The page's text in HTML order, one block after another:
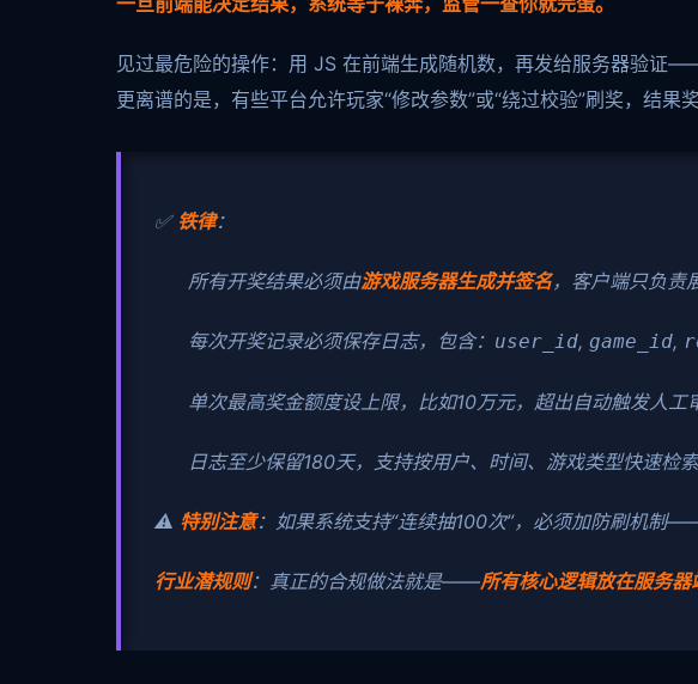
见过最危险的操作：用 JS 在前端生成随机数，再发给服务器验证
更离谱的是，有些平台允许玩家“修改参数”或“绕过校验”刷奖，结果
✅ 铁律：
所有开奖结果必须由游戏服务器生成并签名，客户端只负责
每次开奖记录必须保存日志，包含： user_id, game_id,
单次最高奖金额度设上限，比如10万元，超出自动触发人工
日志至少保留180天，支持按用户、时间、游戏类型快速检索
⚠️ 特别注意：如果系统支持“连续抽100次”，必须加防刷机制
行业潜规则：真正的合规做法就是——所有核心逻辑放在服务